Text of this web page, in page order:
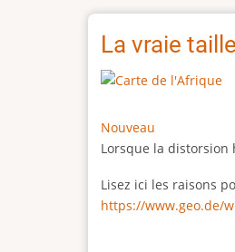
La vraie
Nouveau
Lorsque la
Lisez ici les raisons
https://www.geo.de/